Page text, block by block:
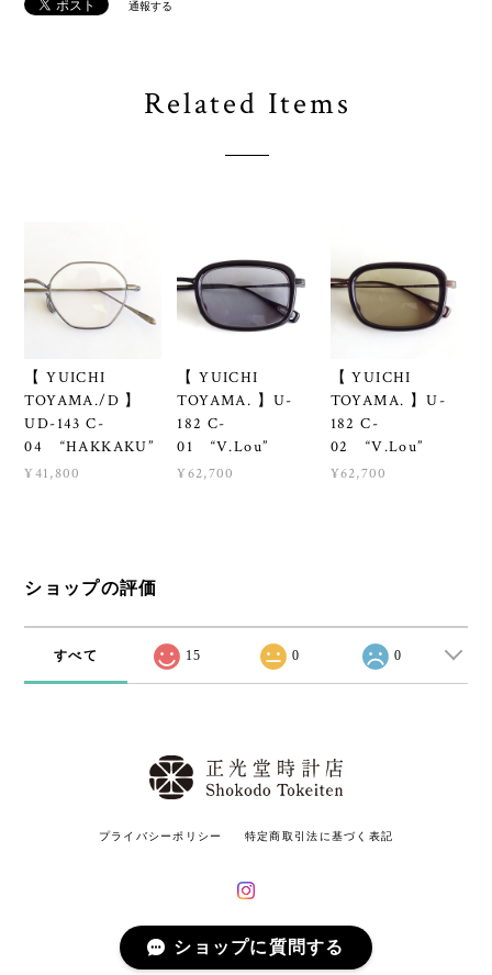
通報する
Related Items
【 YUICHI
TOYAMA./D 】
UD-143 C-
04 “HAKKAKU”
¥41,800
【 YUICHI
TOYAMA. 】U-
182 C-
01 “V.Lou”
¥62,700
【 YUICHI
TOYAMA. 】U-
182 C-
02 “V.Lou”
¥62,700
ショップの評価
すべて 15 0 0
プライバシーポリシー 特定商取引法に基づく表記
© 正光堂時計店 All rights reserved.
ショップに質問する